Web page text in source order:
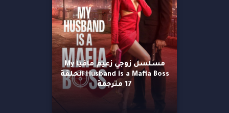
مسلسل زوجي زعيم مافيا My
Husband is a Mafia Boss الحلقة
17 مترجمة